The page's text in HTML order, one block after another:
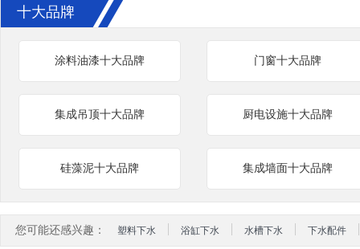
十大品牌
涂料油漆十大品牌 门窗十大品牌
集成吊顶十大品牌 厨电设施十大品牌
硅藻泥十大品牌 集成墙面十大品牌
您可能还感兴趣： 塑料下水 浴缸下水 水槽下水 下水配件